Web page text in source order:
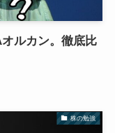
ルカン。徹底比
株の勉強